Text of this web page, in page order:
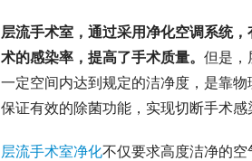
层流手术室，通过采用净化空调系统
术的感染率，提高了手术质量。 但是，
一定空间内达到规定的洁净度，是靠
保证有效的除菌功能，实现切断手术
层流手术室净化不仅要求高度洁净的